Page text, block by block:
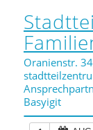
Oranienstr.
Basyigit